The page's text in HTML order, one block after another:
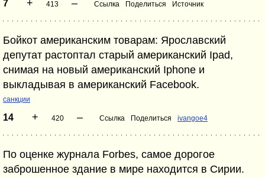
7 + 413 – Ссылка Поделиться Источник
Бойкот американским товарам: Ярославский
депутат растоптал старый американский Ipad,
снимая на новый американский Iphone и
выкладывая в американский Facebook.
санкции
14 + 420 – Ссылка Поделиться ivangoe4
По оценке журнала Forbes, самое дорогое
заброшенное здание в мире находится в Сирии.